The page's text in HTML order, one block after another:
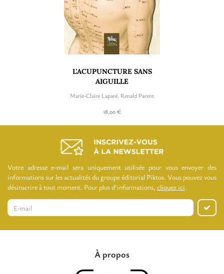
L'ACUPUNCTURE SANS
AIGUILLE
Marie-Claire Laparé, Renald Parent
18,00 €
Votre adresse e-mail sera uniquement utilisée pour vous envoyer des
informations sur les actualités du groupe éditorial Piktos. Vous pouvez vous
désinscrire à tout moment. Pour plus d'informations, cliquez ici.
À propos